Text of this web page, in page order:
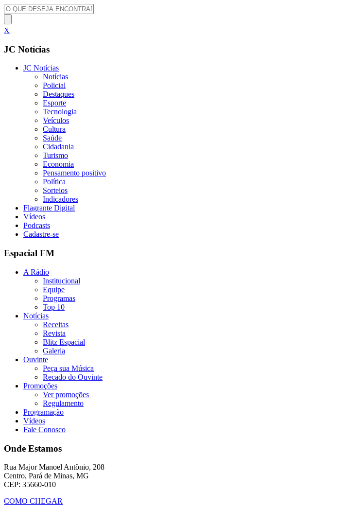
X
JC Notícias
JC Notícias
Notícias
Policial
Destaques
Esporte
Tecnologia
Veículos
Cultura
Saúde
Cidadania
Turismo
Economia
Pensamento positivo
Política
Sorteios
Indicadores
Flagrante Digital
Vídeos
Podcasts
Cadastre-se
Espacial FM
A Rádio
Institucional
Equipe
Programas
Top 10
Notícias
Receitas
Revista
Blitz Espacial
Galeria
Ouvinte
Peça sua Música
Recado do Ouvinte
Promoções
Ver promoções
Regulamento
Programação
Vídeos
Fale Conosco
Onde Estamos
Rua Major Manoel Antônio, 208
Centro, Pará de Minas, MG
CEP: 35660-010
COMO CHEGAR